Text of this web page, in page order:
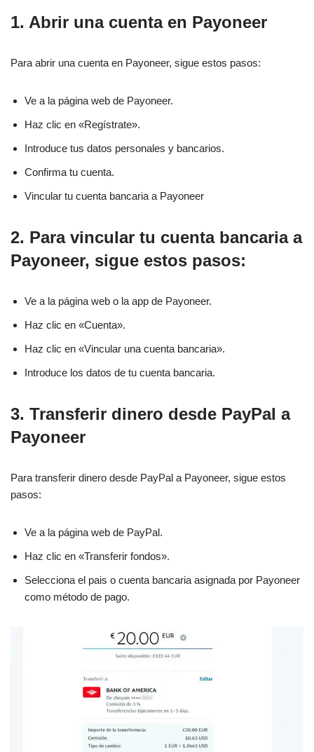
1. Abrir una cuenta en Payoneer
Para abrir una cuenta en Payoneer, sigue estos pasos:
Ve a la página web de Payoneer.
Haz clic en «Regístrate».
Introduce tus datos personales y bancarios.
Confirma tu cuenta.
Vincular tu cuenta bancaria a Payoneer
2. Para vincular tu cuenta bancaria a
Payoneer, sigue estos pasos:
Ve a la página web o la app de Payoneer.
Haz clic en «Cuenta».
Haz clic en «Vincular una cuenta bancaria».
Introduce los datos de tu cuenta bancaria.
3. Transferir dinero desde PayPal a
Payoneer
Para transferir dinero desde PayPal a Payoneer, sigue estos
pasos:
Ve a la página web de PayPal.
Haz clic en «Transferir fondos».
Selecciona el pais o cuenta bancaria asignada por Payoneer
como método de pago.